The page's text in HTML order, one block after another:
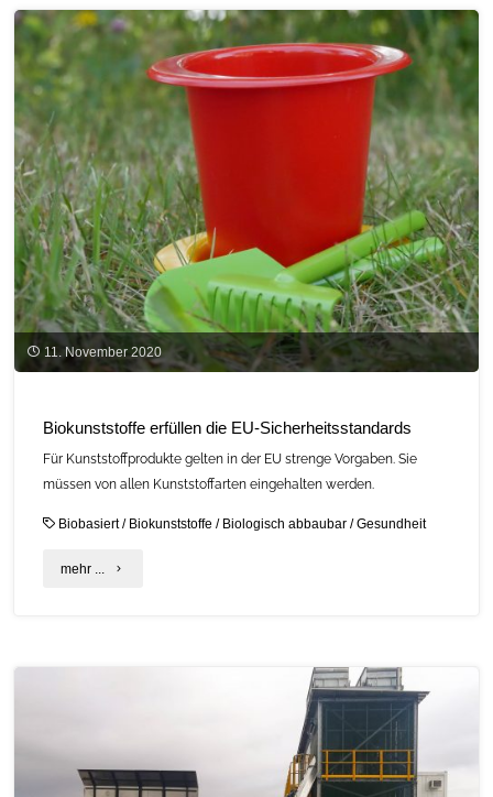
Landbau"
11. November 2020
Biokunststoffe erfüllen die EU-Sicherheitsstandards
Für Kunststoffprodukte gelten in der EU strenge Vorgaben. Sie
müssen von allen Kunststoffarten eingehalten werden.
Biobasiert/ Biokunststoffe / Biologisch abbaubar /Gesundheit
mehr ... "Biokunststoffe